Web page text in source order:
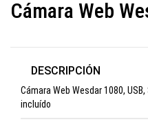
Cámara Web
DESCRIPCIÓN
Cámara Web Wesdar 1080,
incluído